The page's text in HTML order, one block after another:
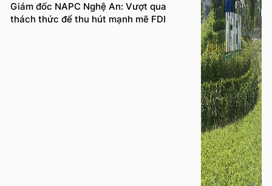
Giám đốc NAPC Nghệ An: Vượt qua
thách thức để thu hút mạnh mẽ FDI